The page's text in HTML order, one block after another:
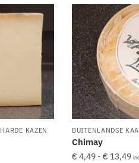
HARDE KAZEN BUITENLANDSE
Chimay
€ 4,49 - € 13,49